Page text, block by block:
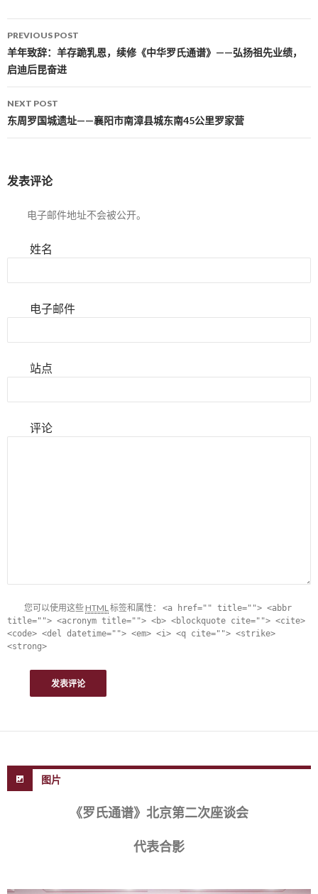
Post navigation
PREVIOUS POST
羊年致辞：羊存跪乳恩，续修《中华罗氏通谱》——弘扬祖先业绩，
启迪后昆奋进
NEXT POST
东周罗国城遗址——襄阳市南漳县城东南45公里罗家营
发表评论
电子邮件地址不会被公开。
姓名
电子邮件
站点
评论
您可以使用这些 HTML标签和属性： <a href="" title=""> <abbr
title=""> <acronym title=""> <b> <blockquote cite=""> <cite>
<code> <del datetime=""> <em> <i> <q cite=""> <strike>
<strong>
图片
《罗氏通谱》北京第二次座谈会
代表合影